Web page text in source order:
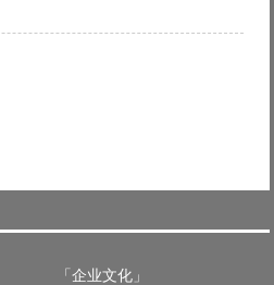
「企业文化」